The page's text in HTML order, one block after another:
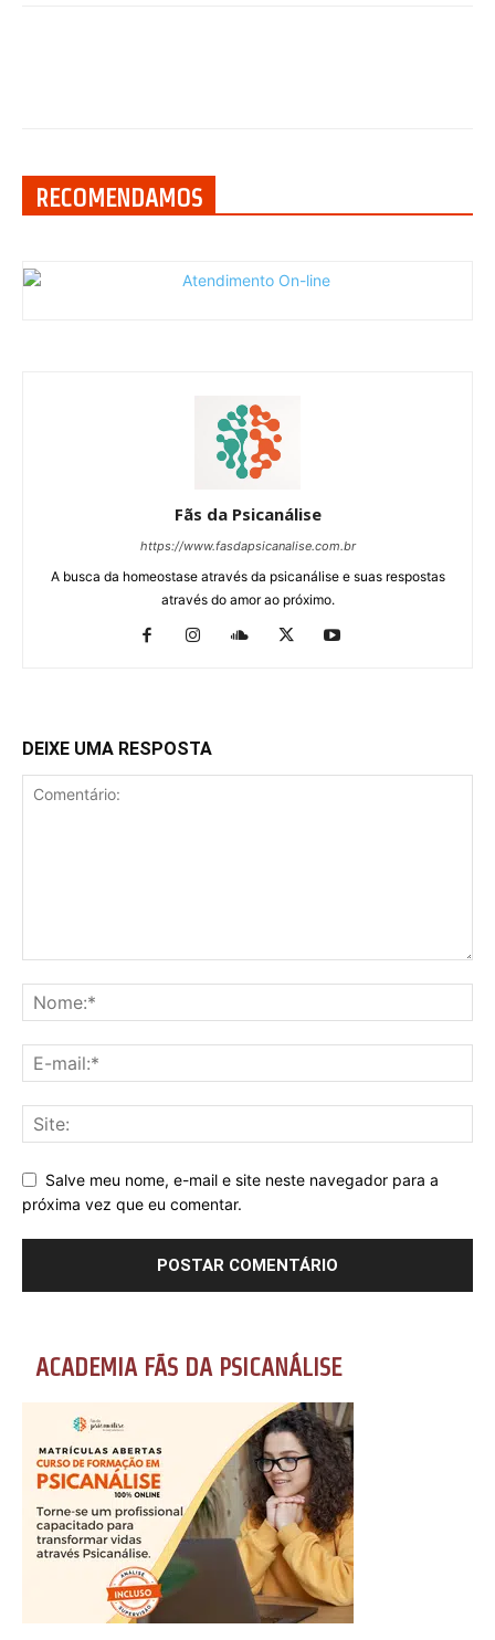
RECOMENDAMOS
Fãs da Psicanálise
https://www.fasdapsicanalise.com.br
A busca da homeostase através da psicanálise e suas respostas
através do amor ao próximo.
DEIXE UMA RESPOSTA
Salve meu nome, e-mail e site neste navegador para a
próxima vez que eu comentar.
ACADEMIA FÃS DA PSICANÁLISE